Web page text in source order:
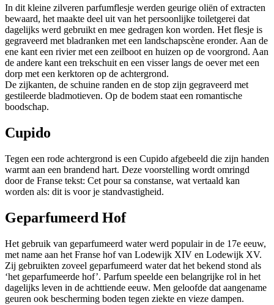
In dit kleine zilveren parfumflesje werden geurige oliën of extracten
bewaard, het maakte deel uit van het persoonlijke toiletgerei dat
dagelijks werd gebruikt en mee gedragen kon worden. Het flesje is
gegraveerd met bladranken met een landschapscène eronder. Aan de
ene kant een rivier met een zeilboot en huizen op de voorgrond. Aan
de andere kant een trekschuit en een visser langs de oever met een
dorp met een kerktoren op de achtergrond.
De zijkanten, de schuine randen en de stop zijn gegraveerd met
gestileerde bladmotieven. Op de bodem staat een romantische
boodschap.
Cupido
Tegen een rode achtergrond is een Cupido afgebeeld die zijn handen
warmt aan een brandend hart. Deze voorstelling wordt omringd
door de Franse tekst: Cet pour sa constanse, wat vertaald kan
worden als: dit is voor je standvastigheid.
Geparfumeerd Hof
Het gebruik van geparfumeerd water werd populair in de 17e eeuw,
met name aan het Franse hof van Lodewijk XIV en Lodewijk XV.
Zij gebruikten zoveel geparfumeerd water dat het bekend stond als
‘het geparfumeerde hof’. Parfum speelde een belangrijke rol in het
dagelijks leven in de achttiende eeuw. Men geloofde dat aangename
geuren ook bescherming boden tegen ziekte en vieze dampen.